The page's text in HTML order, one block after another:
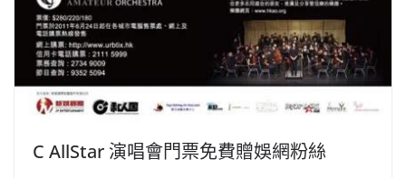
C AllStar 演唱會門票免費贈娛網粉絲